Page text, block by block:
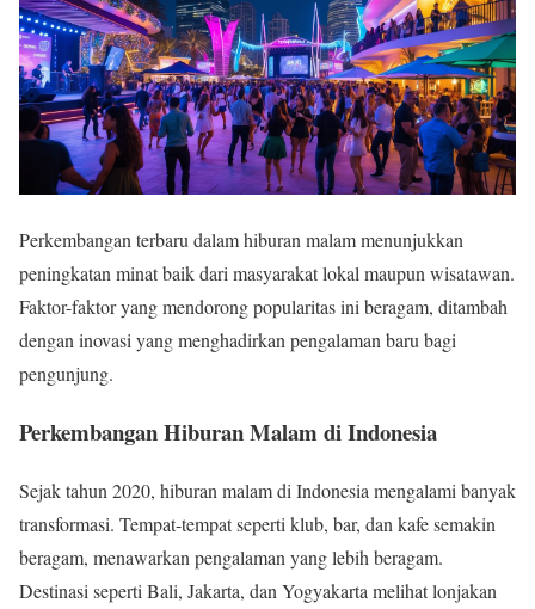
Perkembangan terbaru dalam hiburan malam menunjukkan
peningkatan minat baik dari masyarakat lokal maupun wisatawan.
Faktor-faktor yang mendorong popularitas ini beragam, ditambah
dengan inovasi yang menghadirkan pengalaman baru bagi
pengunjung.
Perkembangan Hiburan Malam di Indonesia
Sejak tahun 2020, hiburan malam di Indonesia mengalami banyak
transformasi. Tempat-tempat seperti klub, bar, dan kafe semakin
beragam, menawarkan pengalaman yang lebih beragam.
Destinasi seperti Bali, Jakarta, dan Yogyakarta melihat lonjakan